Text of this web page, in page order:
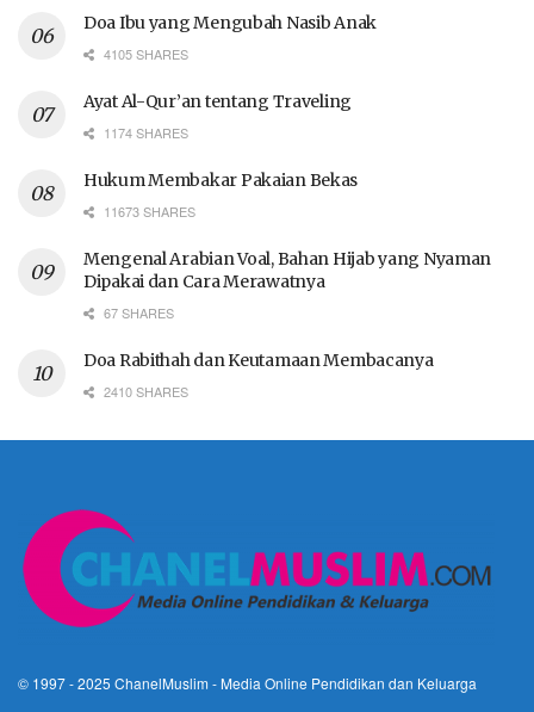
Doa Ibu yang Mengubah Nasib Anak
4105 SHARES
Ayat Al-Qur’an tentang Traveling
1174 SHARES
Hukum Membakar Pakaian Bekas
11673 SHARES
Mengenal Arabian Voal, Bahan Hijab yang Nyaman
Dipakai dan Cara Merawatnya
67 SHARES
Doa Rabithah dan Keutamaan Membacanya
2410 SHARES
© 1997 - 2025 ChanelMuslim - Media Online Pendidikan dan Keluarga